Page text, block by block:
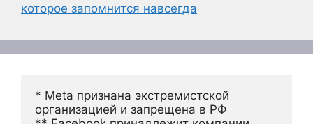
которое запомнится навсегда
* Meta признана экстремистской
организацией и запрещена в РФ